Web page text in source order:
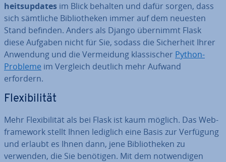
heits­up­dates im Blick behalten und dafür sorgen, dass
sich sämtliche Bi­blio­the­ken immer auf dem neuesten
Stand befinden. Anders als Django übernimmt Flask
diese Aufgaben nicht für Sie, sodass die Si­cher­heit Ihrer
Anwendung und die Ver­mei­dung klas­si­scher Python-
Probleme im Vergleich deutlich mehr Aufwand
erfordern.
Fle­xi­bi­li­tät
Mehr Fle­xi­bi­li­tät als bei Flask ist kaum möglich. Das Web­
frame­work stellt Ihnen lediglich eine Basis zur Verfügung
und erlaubt es Ihnen dann, jene Bi­blio­the­ken zu
verwenden, die Sie benötigen. Mit dem not­wen­di­gen